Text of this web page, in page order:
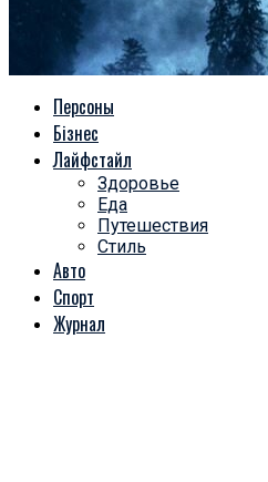
Персоны
Бізнес
Лайфстайл
Здоровье
Еда
Путешествия
Стиль
Авто
Спорт
Журнал